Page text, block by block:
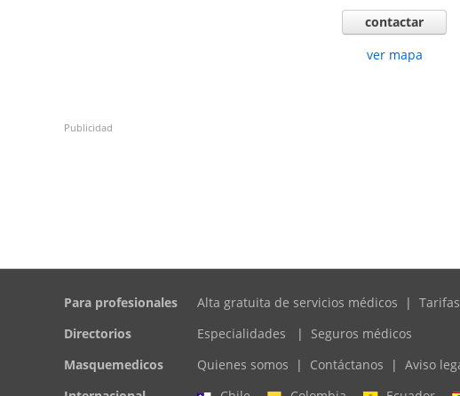
contactar
ver mapa
Publicidad
Para profesionales Alta gratuita de servicios médicos |
Directorios
Especialidades |
Seguros médicos
Masquemedicos
Quienes somos | Contáctanos | Aviso